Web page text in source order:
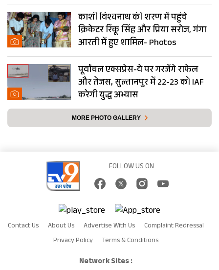
काशी विश्वनाथ की शरण में पहुंचे
क्रिकेटर रिंकू सिंह और प्रिया सरोज, गंगा
आरती में हुए शामिल- Photos
पूर्वांचल एक्सप्रेस-वे पर गरजेंगे राफेल
और तेजस, सुल्तानपुर में 22-23 को IAF
करेगी युद्ध अभ्यास
MORE PHOTO GALLERY
FOLLOW US ON
Contact Us About Us Advertise With Us
Complaint Redressal
Privacy Policy
Terms & Conditions
Network Sites :